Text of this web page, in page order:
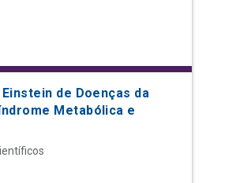
de Doenças da
Metabólica e